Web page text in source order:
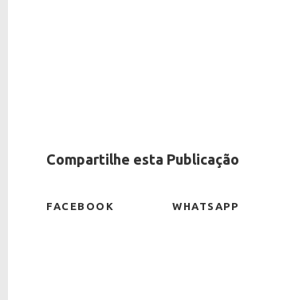
Compartilhe esta Publicação
FACEBOOK WHATSAPP